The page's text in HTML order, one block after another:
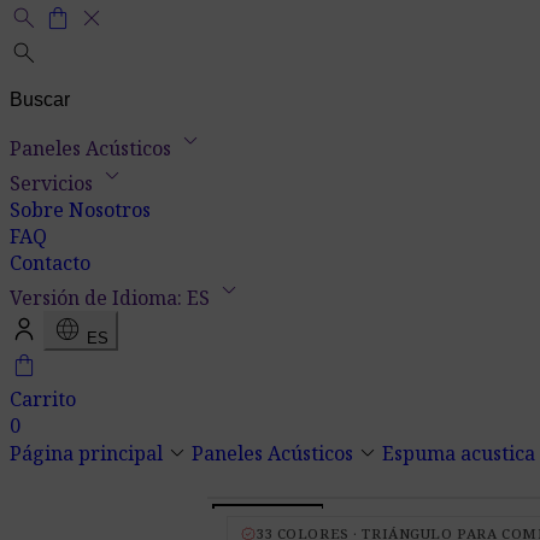
search shopping_bag close
search
Paneles Acústicos keyboard_arrow_down
Servicios keyboard_arrow_down
Sobre Nosotros
FAQ
Contacto
Versión de Idioma: ES keyboard_arrow_down
language ES
shopping_bag
Carrito
0
Página principal keyboard_arrow_down Paneles Acústicos keyboard_arrow_down Espuma acustica
verified33 COLORES · TRIÁNGULO PARA